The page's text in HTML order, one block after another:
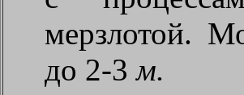
мерзлотой.
до 2-3м.